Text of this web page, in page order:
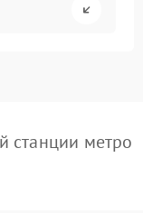
станции метро